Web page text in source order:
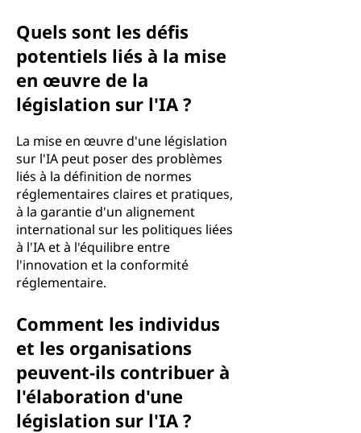
Quels sont les défis
potentiels liés à la mise
en œuvre de la
législation sur l'IA ?
La mise en œuvre d'une législation
sur l'IA peut poser des problèmes
liés à la définition de normes
réglementaires claires et pratiques,
à la garantie d'un alignement
international sur les politiques liées
à l'IA et à l'équilibre entre
l'innovation et la conformité
réglementaire.
Comment les individus
et les organisations
peuvent-ils contribuer à
l'élaboration d'une
législation sur l'IA ?